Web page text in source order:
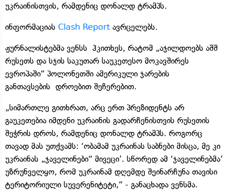
უკრაინისთვის, რამდენიც დონალდ ტრამპს.
ინფორმაციას Clash Report ავრცელებს.
ჟურნალისტებმა ვენსს ჰკითხეს, რატომ „აჯილდოებს აშშ
რუსეთს და სჯის საკუთარ საუკეთესო მოკავშირეს
ევროპაში“ პოლონეთში ამერიკული ჯარების
განთავსების დროებით შეჩერებით.
„სიმართლე გითხრათ, არც ერთ პრეზიდენტს არ
გაუკეთებია იმდენი უკრაინის გადარჩენისთვის რუსეთის
შეჭრის დროს, რამდენიც დონალდ ტრამპს. როგორც
თავად მას უთქვამს: ‘ობამამ უკრაინას საბნები მისცა, მე კი
უკრაინას „ჯაველინები“ მივეცი’. სწორედ ამ ‘ჯაველინებმა’
უზრუნველყო, რომ უკრაინამ დღემდე შეინარჩუნა თავისი
ტერიტორიული სუვერენიტეტი,“ - განაცხადა ვენსმა.